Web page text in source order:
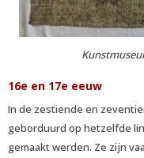
16e en 17e eeuw
In de zestiende en
geborduurd op hetzelfde
gemaakt werden. Ze zijn